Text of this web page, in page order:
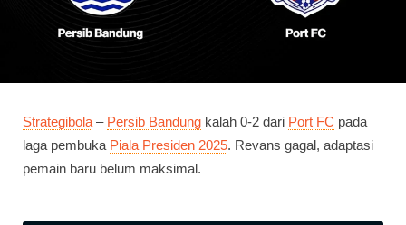
Strategibola – Persib Bandung kalah 0-2 dari Port FC pada
laga pembuka Piala Presiden 2025. Revans gagal, adaptasi
pemain baru belum maksimal.